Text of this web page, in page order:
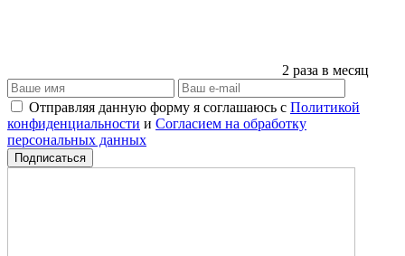
2 раза в месяц
Отправляя данную форму я соглашаюсь с Политикой
конфиденциальности и Согласием на обработку
персональных данных
Подписаться